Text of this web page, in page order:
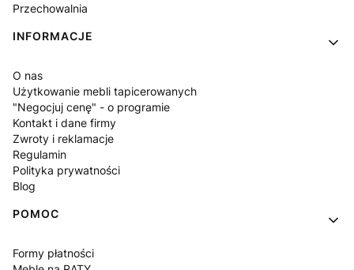
Przechowalnia
INFORMACJE
O nas
Użytkowanie mebli tapicerowanych
"Negocjuj cenę" - o programie
Kontakt i dane firmy
Zwroty i reklamacje
Regulamin
Polityka prywatności
Blog
POMOC
Formy płatności